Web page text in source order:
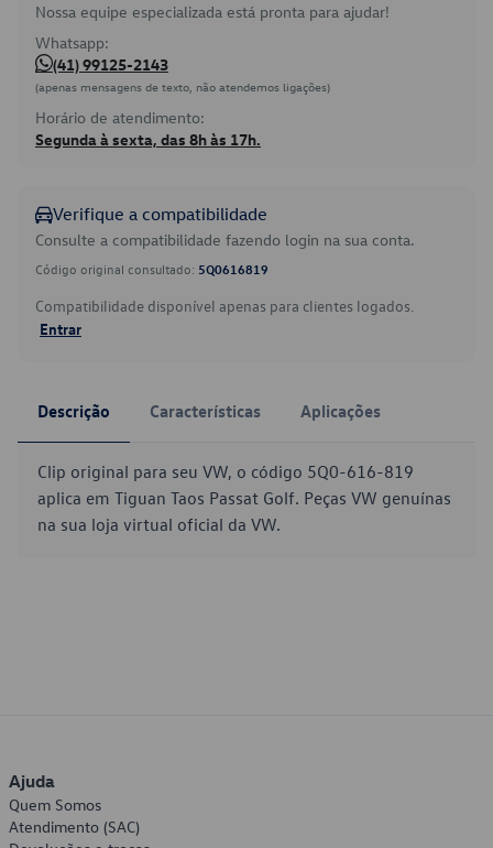
Nossa equipe especializada está pronta para ajudar!
Whatsapp:
(41) 99125-2143
(apenas mensagens de texto, não atendemos ligações)
Horário de atendimento:
Segunda à sexta, das 8h às 17h.
Verifique a compatibilidade
Consulte a compatibilidade fazendo login na sua conta.
Código original consultado: 5Q0616819
Compatibilidade disponível apenas para clientes logados.
Entrar
Descrição Características Aplicações
Clip original para seu VW, o código 5Q0-616-819
aplica em Tiguan Taos Passat Golf. Peças VW genuínas
na sua loja virtual oficial da VW.
Ajuda
Quem Somos
Atendimento (SAC)